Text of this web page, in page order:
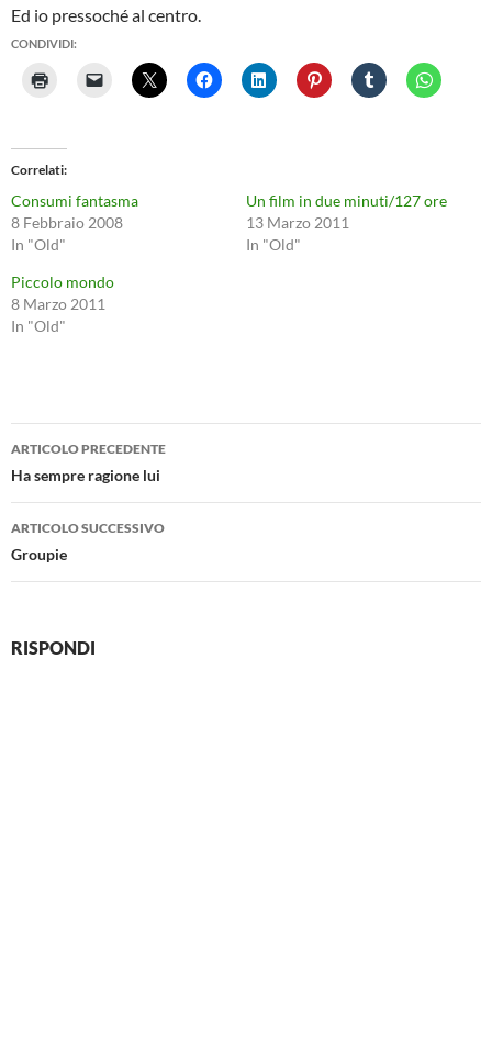
Ed io pressoché al centro.
CONDIVIDI:
Correlati
Consumi fantasma
8 Febbraio 2008
In "Old"
Un film in due minuti/127 ore
13 Marzo 2011
In "Old"
Piccolo mondo
8 Marzo 2011
In "Old"
Navigazione
articolo
ARTICOLO PRECEDENTE
Ha sempre ragione lui
ARTICOLO SUCCESSIVO
Groupie
RISPONDI